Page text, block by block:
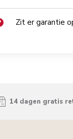
Zit er garantie
14 dagen gratis